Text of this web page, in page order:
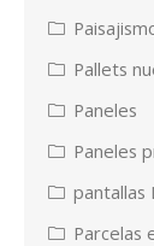
Pallets
Paneles
Paneles
pantallas
Parcelas